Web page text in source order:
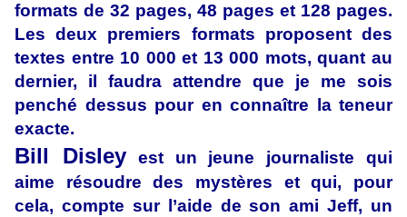
formats de 32 pages, 48 pages et 128 pages.
Les deux premiers formats proposent des
textes entre 10 000 et 13 000 mots, quant au
dernier, il faudra attendre que je me sois
penché dessus pour en connaître la teneur
exacte.
Bill Disleyest un jeune journaliste qui
aime résoudre des mystères et qui, pour
cela, compte sur l’aide de son ami Jeff, un